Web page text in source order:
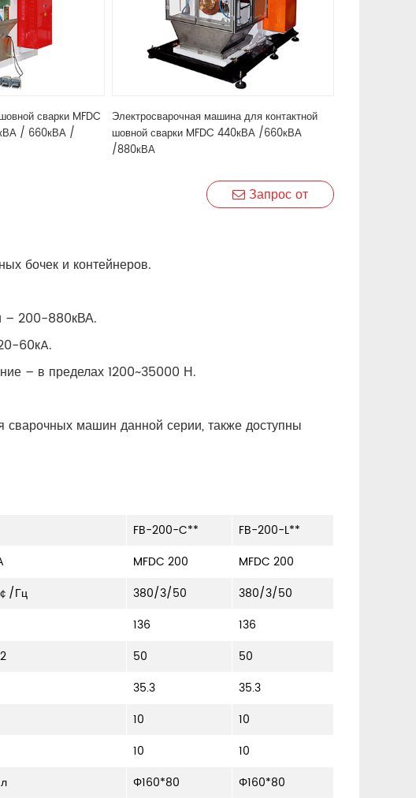
сварки MFDC
/ 660кВА /
Электросварочная машина для контактной
шовной сварки MFDC 440кВА /660кВА
/880кВА
Запрос от
бочек и контейнеров.
– 200-880кВА.
60кA.
– в пределах 1200~35000 Н.
машин данной серии, также доступны
FB-200-C**
FB-200-L**
MFDC 200
MFDC 200
/Гц 380/3/50
380/3/50
136
136
50
50
35.3
35.3
10
10
10
10
Φ160*80
Φ160*80